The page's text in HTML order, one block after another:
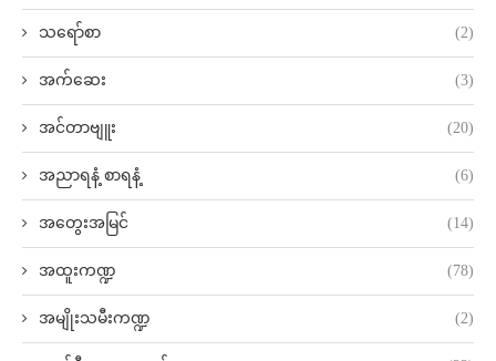
သရော်စာ (2)
အက်ဆေး (3)
အင်တာဗျူး (20)
အညာရနံ့ စာရနံ့ (6)
အတွေးအမြင် (14)
အထူးကဏ္ဍ (78)
အမျိုးသမီးကဏ္ဍ (2)